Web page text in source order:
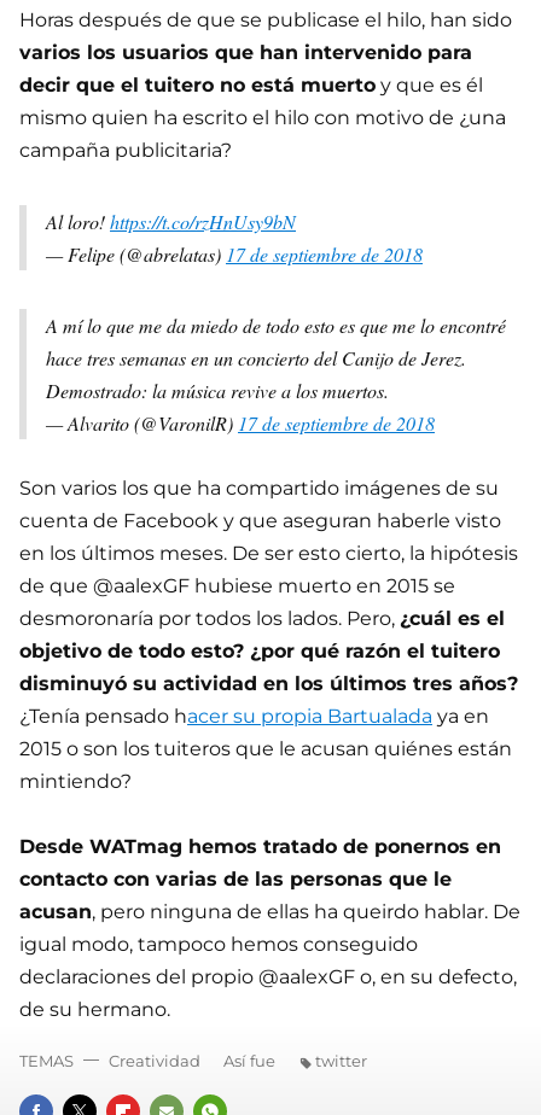
Horas después de que se publicase el hilo, han sido
varios los usuarios que han intervenido para
decir que el tuitero no está muerto y que es él
mismo quien ha escrito el hilo con motivo de ¿una
campaña publicitaria?
Al loro!https://t.co/rzHnUsy9bN
— Felipe (@abrelatas) 17 de septiembre de 2018
A mí lo que me da miedo de todo esto es que me lo encontré
hace tres semanas en un concierto del Canijo de Jerez.
Demostrado: la música revive a los muertos.
— Alvarito (@VaronilR) 17 de septiembre de 2018
Son varios los que ha compartido imágenes de su
cuenta de Facebook y que aseguran haberle visto
en los últimos meses. De ser esto cierto, la hipótesis
de que @aalexGF hubiese muerto en 2015 se
desmoronaría por todos los lados. Pero, ¿cuál es el
objetivo de todo esto? ¿por qué razón el tuitero
disminuyó su actividad en los últimos tres años?
¿Tenía pensado hacer su propia Bartualada ya en
2015 o son los tuiteros que le acusan quiénes están
mintiendo?
Desde WATmag hemos tratado de ponernos en
contacto con varias de las personas que le
acusan, pero ninguna de ellas ha queirdo hablar. De
igual modo, tampoco hemos conseguido
declaraciones del propio @aalexGF o, en su defecto,
de su hermano.
TEMAS Creatividad Así fue twitter